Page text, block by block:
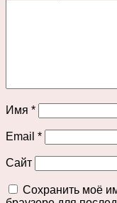
Имя *
Email *
Сайт
Сохранить моё